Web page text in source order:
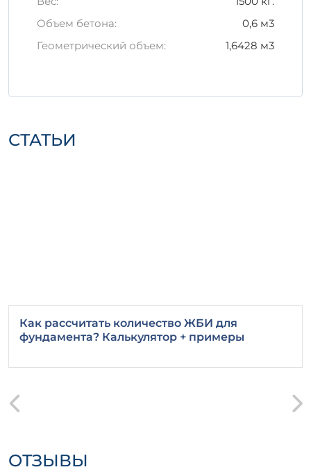
и уплотненной площадке.
средства, чтобы избежать
Заказывая изделие П 3-5, вы получаете
Объем бетона:
0,6 м3
Геометрический объем:
1,6428 м3
СТАТЬИ
Как рассчитать количество ЖБИ для
фундамента? Калькулятор + примеры
ОТЗЫВЫ